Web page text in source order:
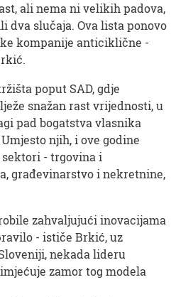
ali nema ni velikih padova,
dva slučaja. Ova lista ponovo
kompanije anticiklične -
poput SAD, gdje
snažan rast vrijednosti, u
pad bogatstva vlasnika
njih, i ove godine
- trgovina i
građevinarstvo i nekretnine,
zahvaljujući inovacijama
- ističe Brkić, uz
nekada lideru
zamor tog modela